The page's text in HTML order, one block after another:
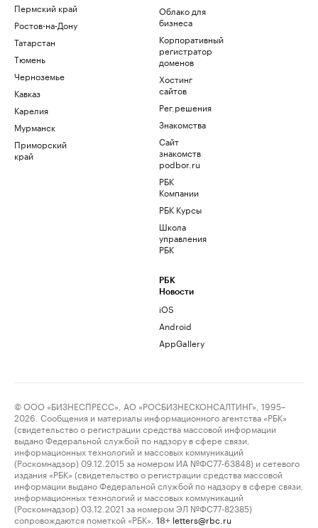
Пермский край
Ростов-на-Дону
Татарстан
Тюмень
Черноземье
Кавказ
Карелия
Мурманск
Приморский
край
Облако для
бизнеса
Корпоративный
регистратор
доменов
Хостинг
сайтов
Рег.решения
Знакомства
Сайт
знакомств
podbor.ru
РБК
Компании
РБК Курсы
Школа
управления
РБК
РБК
Новости
iOS
Android
AppGallery
© ООО «БИЗНЕСПРЕСС», АО «РОСБИЗНЕСКОНСАЛТИНГ», 1995–
2026. Сообщения и материалы информационного агентства «РБК»
(свидетельство о регистрации средства массовой информации
выдано Федеральной службой по надзору в сфере связи,
информационных технологий и массовых коммуникаций
(Роскомнадзор) 09.12.2015 за номером ИА №ФС77-63848) и сетевого
издания «РБК» (свидетельство о регистрации средства массовой
информации выдано Федеральной службой по надзору в сфере связи,
информационных технологий и массовых коммуникаций
(Роскомнадзор) 03.12.2021 за номером ЭЛ №ФС77-82385)
сопровождаются пометкой «РБК».
18+ letters@rbc.ru